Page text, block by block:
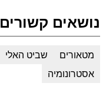
נושאים קשורים
מטאורים שביט האלי
אסטרונומיה